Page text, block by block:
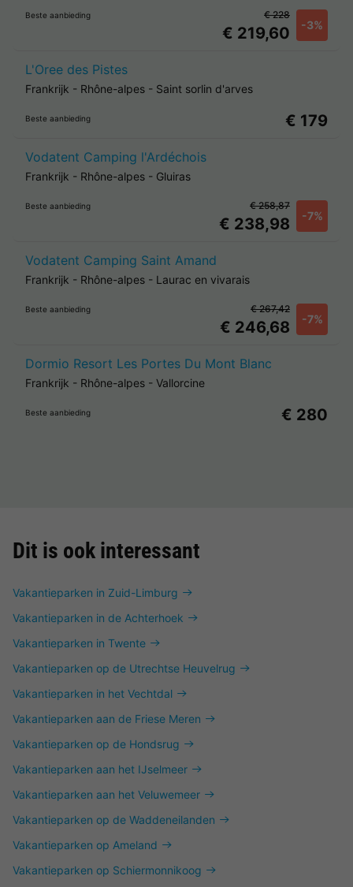
Beste aanbieding
€ 219,60 -3%
€ 228
L'Oree des Pistes
Frankrijk - Rhône-alpes - Saint sorlin d'arves
Beste aanbieding € 179
Vodatent Camping l'Ardéchois
Frankrijk - Rhône-alpes - Gluiras
Beste aanbieding
€ 238,98 -7%
€ 258,87
Vodatent Camping Saint Amand
Frankrijk - Rhône-alpes - Laurac en vivarais
Beste aanbieding
€ 246,68 -7%
€ 267,42
Dormio Resort Les Portes Du Mont Blanc
Frankrijk - Rhône-alpes - Vallorcine
Beste aanbieding € 280
Dit is ook interessant
Vakantieparken in Zuid-Limburg
Vakantieparken in de Achterhoek
Vakantieparken in Twente
Vakantieparken op de Utrechtse Heuvelrug
Vakantieparken in het Vechtdal
Vakantieparken aan de Friese Meren
Vakantieparken op de Hondsrug
Vakantieparken aan het IJselmeer
Vakantieparken aan het Veluwemeer
Vakantieparken op de Waddeneilanden
Vakantieparken op Ameland
Vakantieparken op Schiermonnikoog